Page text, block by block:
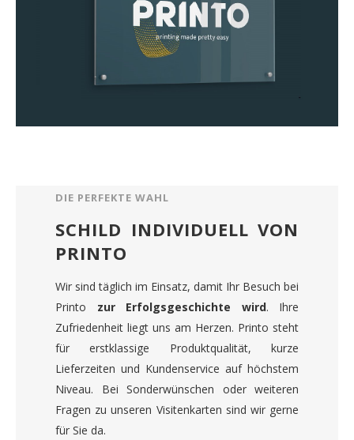
DIE PERFEKTE WAHL
SCHILD INDIVIDUELL VON
PRINTO
Wir sind täglich im Einsatz, damit Ihr Besuch bei
Printo zur Erfolgsgeschichte wird. Ihre
Zufriedenheit liegt uns am Herzen. Printo steht
für erstklassige Produktqualität, kurze
Lieferzeiten und Kundenservice auf höchstem
Niveau. Bei Sonderwünschen oder weiteren
Fragen zu unseren Visitenkarten sind wir gerne
für Sie da.